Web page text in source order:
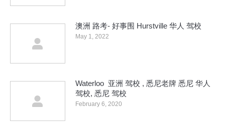
澳洲 路考- 好事围 Hurstville 华人 驾校
May 1, 2022
Waterloo 亚洲 驾校 , 悉尼老牌 悉尼 华人
驾校, 悉尼 驾校
February 6, 2020